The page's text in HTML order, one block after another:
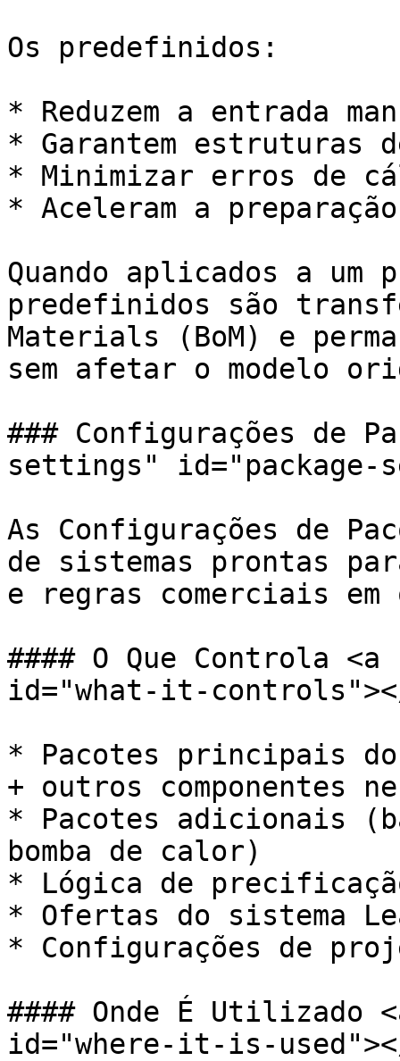
Os predefinidos:
* Reduzem a entrada
* Garantem estruturas
* Minimizar erros de
* Aceleram a
Quando aplicados a
predefinidos são
Materials (BoM) e
sem afetar o modelo
### Configurações de
settings" id="package-
As Configurações de
de sistemas prontas
e regras comerciais
#### O Que Controla
id="what-it-
* Pacotes principais
+ outros componentes
* Pacotes adicionais
bomba de calor)
* Lógica de
* Ofertas do sistema
* Configurações de
#### Onde É Utilizado
id="where-it-is-